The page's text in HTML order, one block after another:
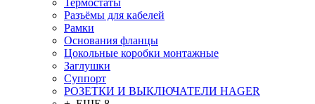
Термостаты
Разъёмы для кабелей
Рамки
Основания фланцы
Цокольные коробки монтажные
Заглушки
Суппорт
РОЗЕТКИ И ВЫКЛЮЧАТЕЛИ HAGER